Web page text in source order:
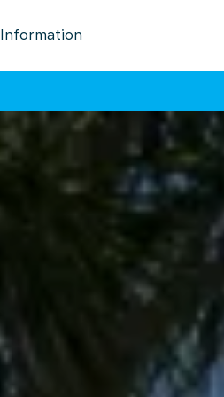
Information